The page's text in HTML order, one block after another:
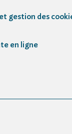
gestion des
en ligne